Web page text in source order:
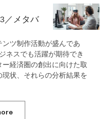
／メタバ
ツ制作活動が盛んであ
ネスでも活躍が期待でき
経済圏の創出に向けた取
状、それらの分析結果を